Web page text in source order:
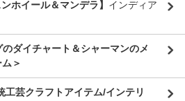
ホイール＆マンデラ】 インディア
ダイチャート＆シャーマンのメ
＞
工芸クラフトアイテム/インテリ